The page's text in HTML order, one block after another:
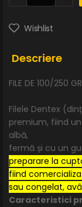
Wishlist
Descriere
FILE DE 100/250
Filele Dentex
premium, fiind
albă,
fermă și cu un
preparare la
fiind
sau congelat,
Caracteristici